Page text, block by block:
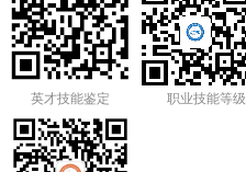
英才技能鉴定 职业技能等级